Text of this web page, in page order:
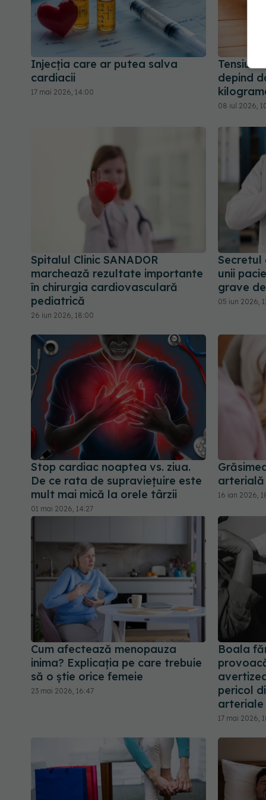
Injecția care ar putea salva
cardiacii
17 mai 2026, 14:00
depind
08 iul 2026,
Spitalul Clinic SANADOR
marchează rezultate importante
în chirurgia cardiovasculară
pediatrică
26 iun 2026, 18:00
Secretul
unii
grave
05 iun 2026,
Stop cardiac noaptea vs. ziua.
De ce rata de supraviețuire este
mult mai mică la orele târzii
01 mai 2026, 14:27
arterială
16 ian 2026,
Cum afectează menopauza
inima? Explicația pe care trebuie
să o știe orice femeie
23 mai 2026, 16:47
Boala
pericol
arteriale
17 mai 2026,